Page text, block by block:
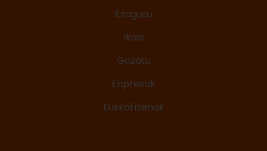
Ezagutu
Ikasi
Gozatu
Enpresak
Euskal izenak